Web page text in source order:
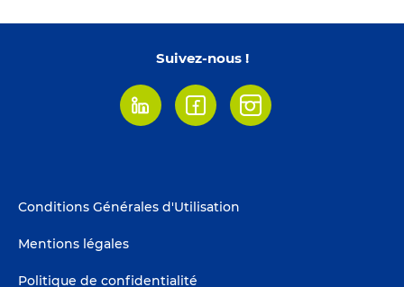
Suivez-nous !
LinkedinFacebookInstagram
Footer
Conditions Générales d'Utilisation
Mentions légales
Politique de confidentialité